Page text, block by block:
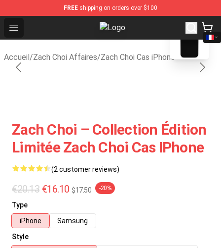
FREE shipping on orders over $100
Open menu Zach Choi Shop - Official Zach
Accueil/Zach Choi Affaires/Zach Choi Cas iPhone
blank template
Zach Choi – Collection Édition
Limitée Zach Choi Cas IPhone
(2 customer reviews)
€20.13 €16.10 $17.50 -20%
Type
iPhone
Samsung
Style